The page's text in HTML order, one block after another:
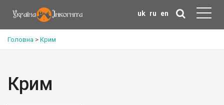
uk ru en
Головна > Крим
Крим